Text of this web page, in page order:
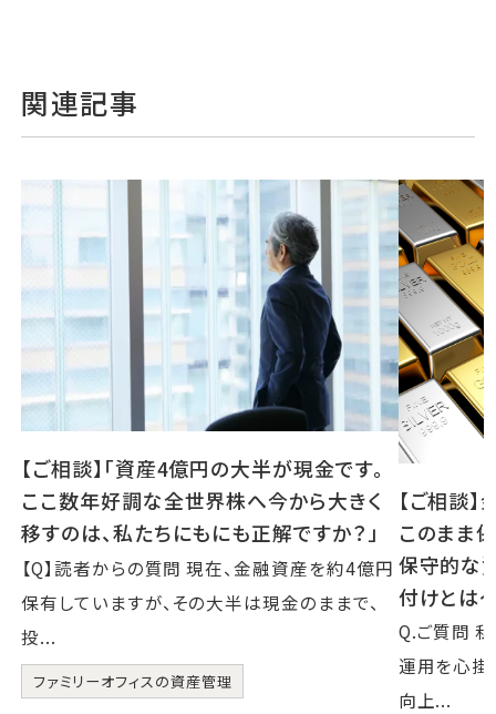
関連記事
【ご相談】「資産4億円の大半が現金です。
ここ数年好調な全世界株へ今から大きく
移すのは、私たちにもにも正解ですか？」
【Q】読者からの質問 現在、金融資産を約4億円
保有していますが、その大半は現金のままで、
投...
ファミリーオフィスの資産管理
【ご相談
このまま
保守的な
付けとは
Q.ご質問
運用を心掛
向上...